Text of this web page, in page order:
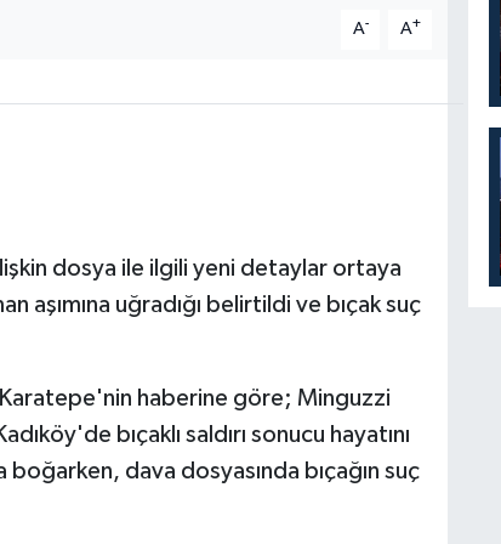
A- A+
dosya ile ilgili yeni detaylar ortaya
aşımına uğradığı belirtildi ve bıçak suç
haberine göre; Minguzzi
bıçaklı saldırı sonucu hayatını
dava dosyasında bıçağın suç